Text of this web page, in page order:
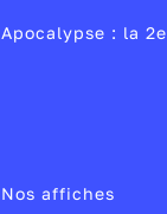
Apocalypse : la
Nos affiches